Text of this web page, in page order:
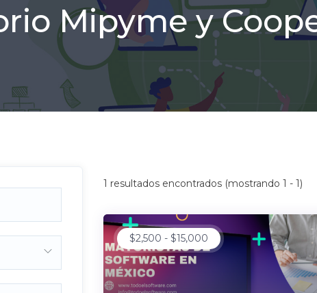
Mipyme y
1 resultados encontrados (mostrando 1 - 1)
$2,500 - $15,000